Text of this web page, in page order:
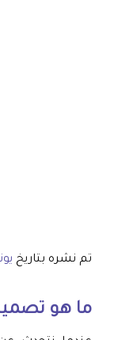
تم نشره بتاريخ يونيو
ما هو